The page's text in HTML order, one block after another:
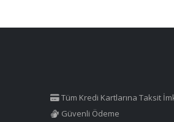
Tüm Kredi Kartlarına Taksit
Güvenli Ödeme